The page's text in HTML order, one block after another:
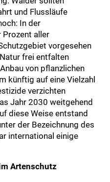
und Flussläufe
In der
Prozent aller
vorgesehen
frei entfalten
von pflanzlichen
künftig auf eine Vielzahl
verzichten
Jahr 2030 weitgehend
diese Weise entstand
der Bezeichnung des
international einige
Artenschutz